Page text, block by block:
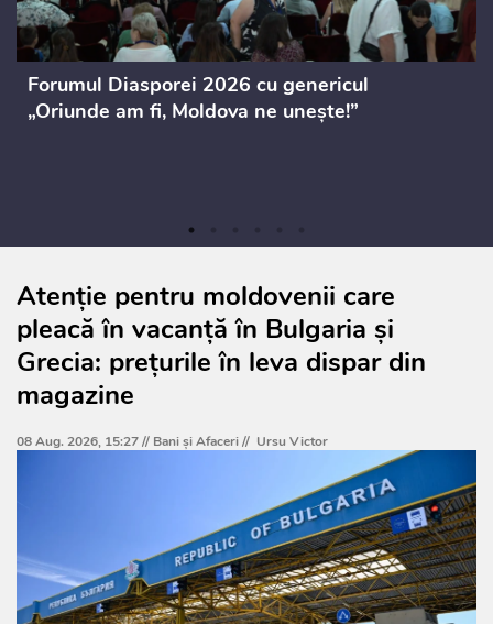
Forumul Diasporei 2026 cu genericul
„Oriunde am fi, Moldova ne unește!”
Atenție pentru moldovenii care
pleacă în vacanță în Bulgaria și
Grecia: prețurile în leva dispar din
magazine
08 Aug. 2026, 15:27 // Bani și Afaceri// Ursu Victor